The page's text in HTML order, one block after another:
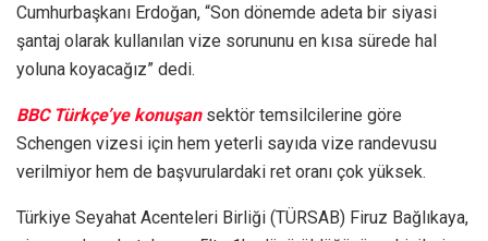
Cumhurbaşkanı Erdoğan, “Son dönemde adeta bir siyasi
şantaj olarak kullanılan vize sorununu en kısa sürede hal
yoluna koyacağız” dedi.
BBC Türkçe’ye konuşan sektör temsilcilerine göre
Schengen vizesi için hem yeterli sayıda vize randevusu
verilmiyor hem de başvurulardaki ret oranı çok yüksek.
Türkiye Seyahat Acenteleri Birliği (TÜRSAB) Firuz Bağlıkaya,